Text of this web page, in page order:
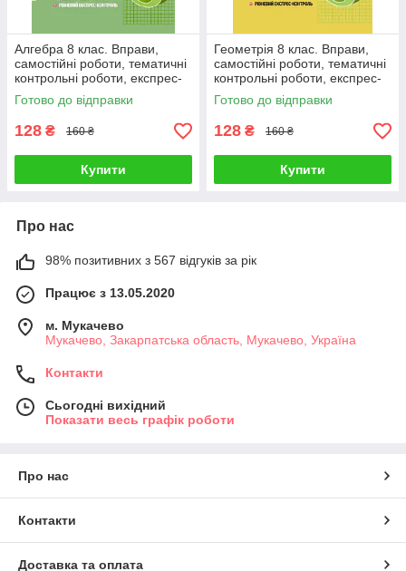
Алгебра 8 клас. Вправи,
самостійні роботи, тематичні
контрольні роботи, експрес-
контроль. Олександр Істер
Готово до відправки
128 ₴ 160 ₴
Купити
Геометрія 8 клас. Вправи,
самостійні роботи, тематичні
контрольні роботи, експрес-
контроль. Олександр Істер
Готово до відправки
128 ₴ 160 ₴
Купити
Про нас
98% позитивних з 567 відгуків за рік
Працює з 13.05.2020
м. Мукачево
Мукачево, Закарпатська область, Мукачево, Україна
Контакти
Сьогодні вихідний
Показати весь графік роботи
Про нас
Контакти
Доставка та оплата